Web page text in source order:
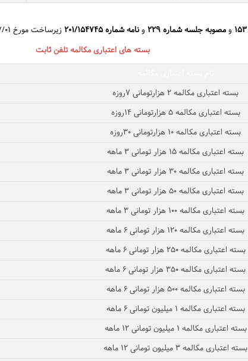
ومصوبه جلسه شماره ۲۲۹ ونامه شماره ۲۰۱/۱۵۴۷۴۵
زیرساخت مورخ ۱۳۹۷/۰۷/۰۱
بسته های اعتباری مکالمه تلفن ثابت
بسته اعتباری مکالمه ۲ هزارتومانی ۷روزه
بسته اعتباری مکالمه ۵ هزارتومانی ۱۴روزه
بسته اعتباری مکالمه ۱۰ هزارتومانی ۳۰روزه
بسته اعتباری مکالمه ۱۵ هزار تومانی ۳ ماهه
بسته اعتباری مکالمه ۳۰ هزار تومانی ۳ ماهه
بسته اعتباری مکالمه ۵۰ هزار تومانی ۳ ماهه
بسته اعتباری مکالمه ۱۰۰ هزار تومانی ۳ ماهه
بسته اعتباری مکالمه ۱۲۰ هزار تومانی ۶ ماهه
بسته اعتباری مکالمه ۲۵۰ هزار تومانی ۶ ماهه
بسته اعتباری مکالمه ۳۵۰ هزار تومانی ۶ ماهه
بسته اعتباری مکالمه ۵۰۰ هزار تومانی ۶ ماهه
بسته اعتباری مکالمه ۱ میلیون تومانی ۶ ماهه
بسته اعتباری مکالمه ۱ میلیون تومانی ۱۲ ماهه
بسته اعتباری مکالمه ۳ میلیون تومانی ۱۲ ماهه